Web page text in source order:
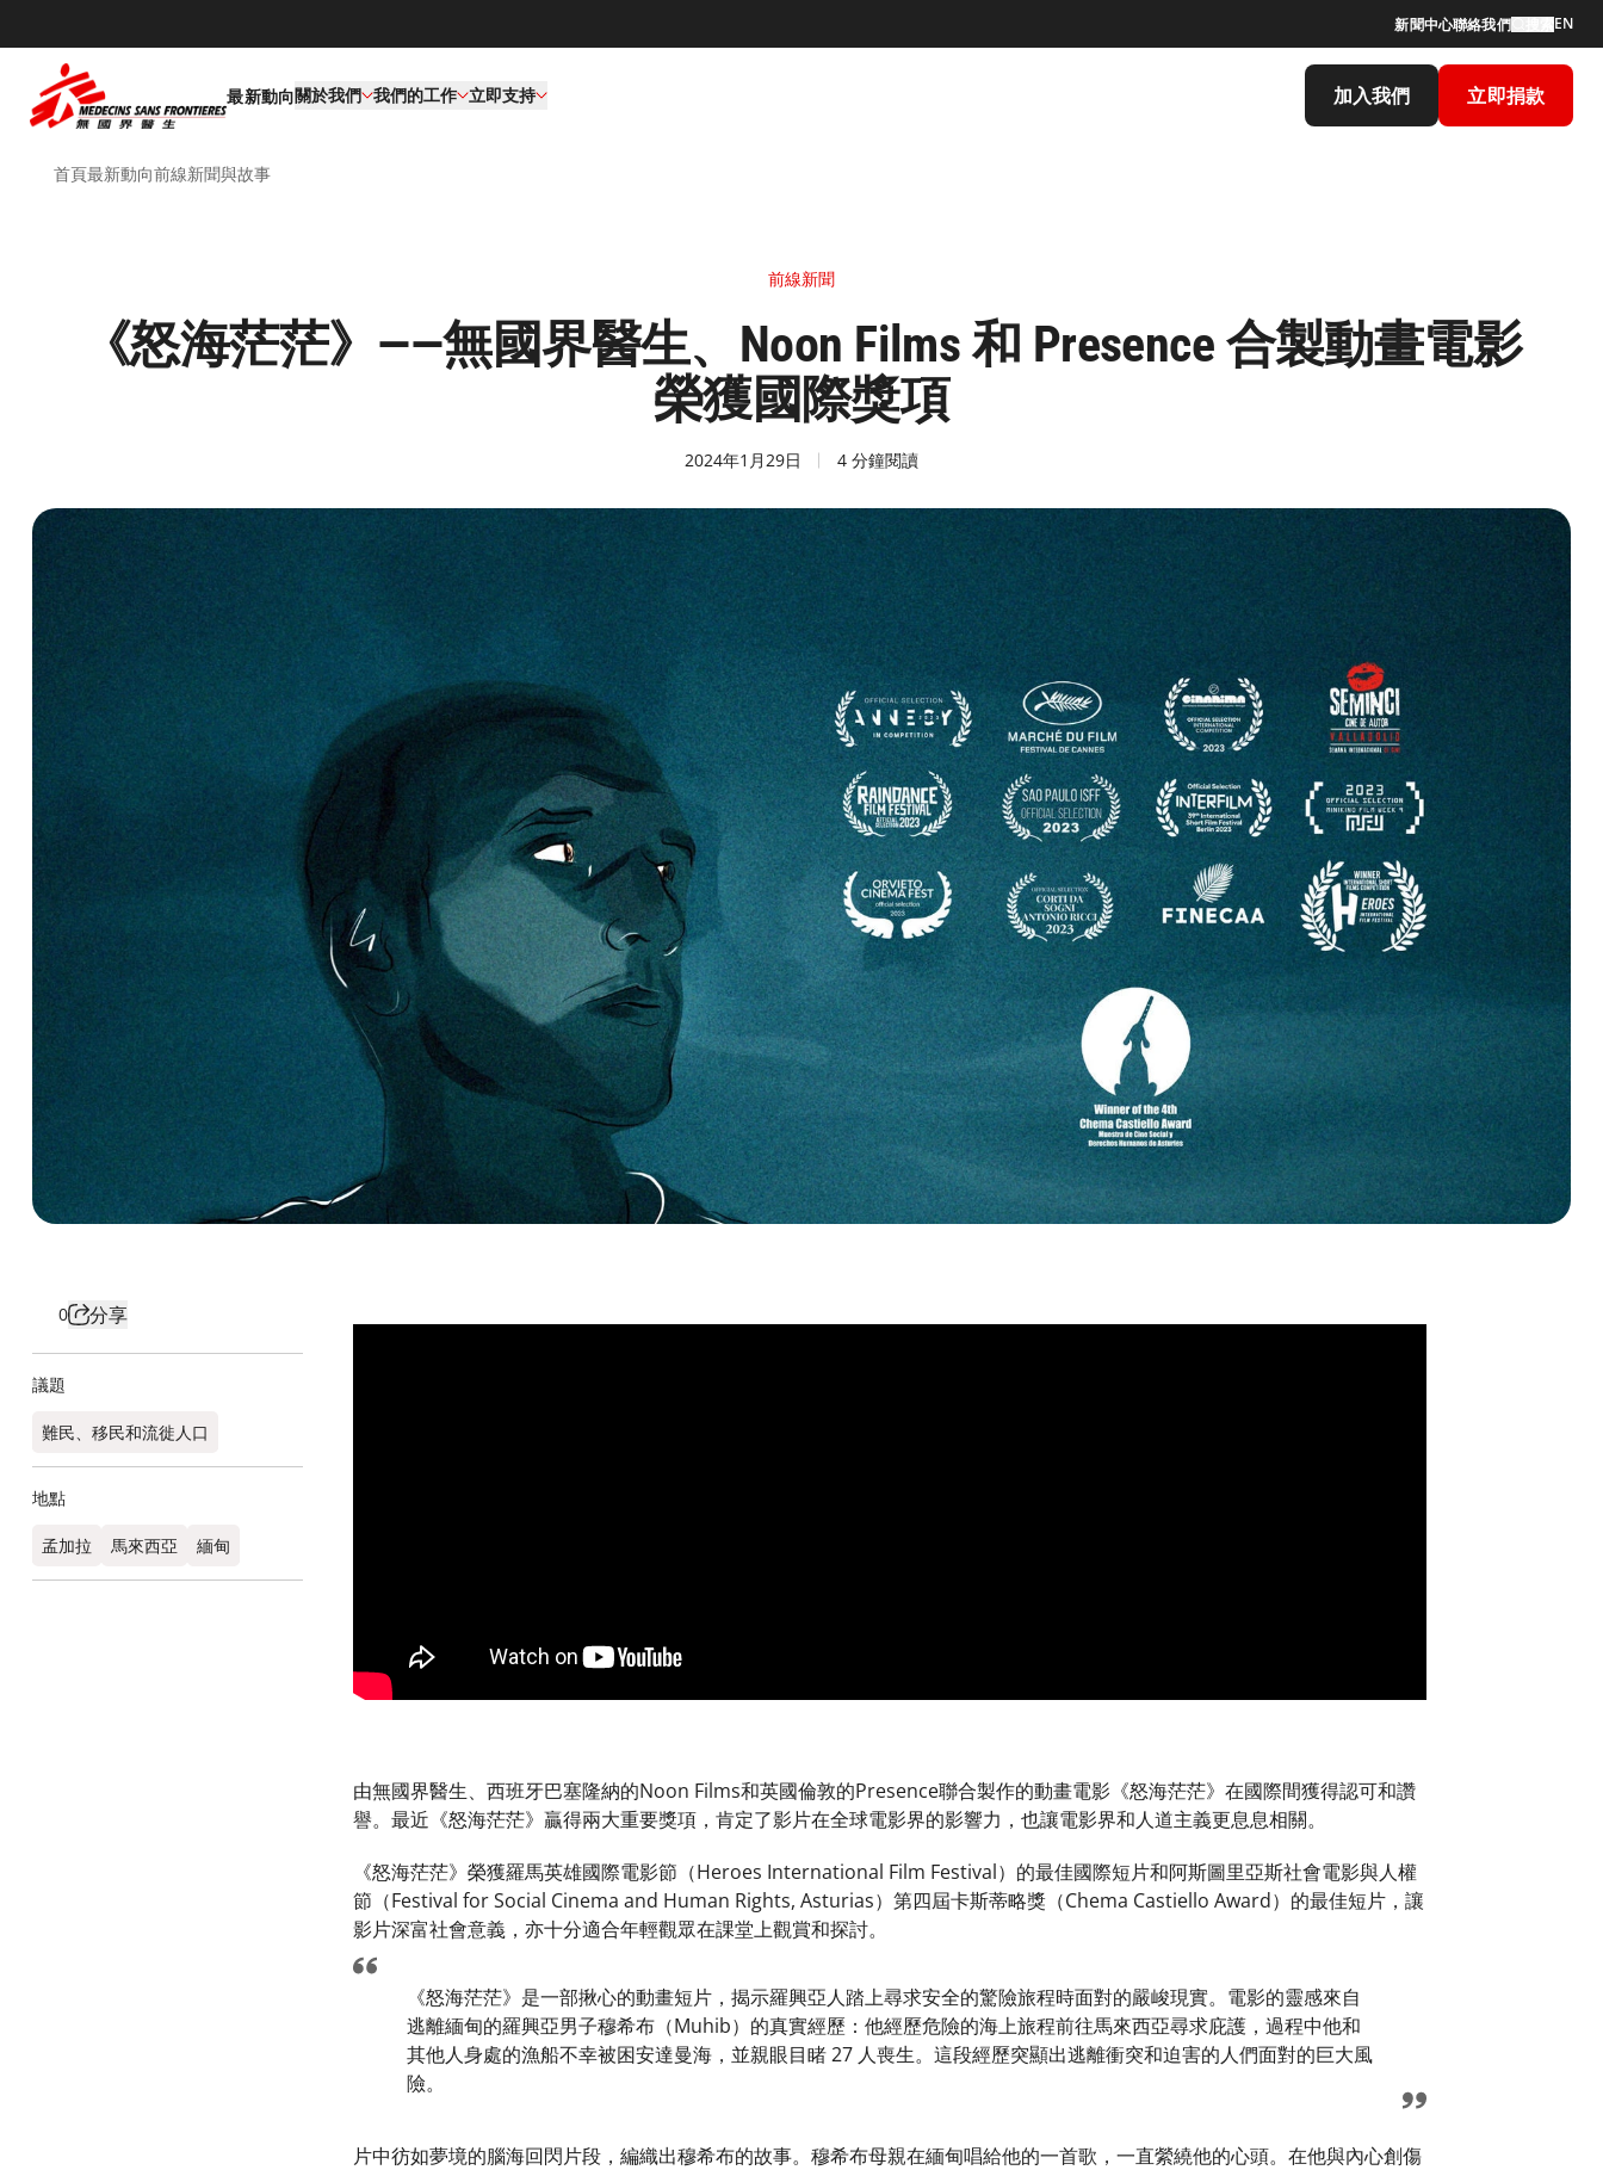
新聞中心聯絡我們 EN
最新動向關於我們 我們的工作​ 立即支持 加入我們 立即捐款
首頁最新動向前線新聞與故事
前線新聞
《怒海茫茫》——無國界醫生、Noon Films 和 Presence 合製動畫電影
榮獲國際獎項
2024年1月29日 4 分鐘閱讀
0 分享
議題
難民、移民和流徙人口
地點
孟加拉​ 馬來西亞 緬甸
由無國界醫生、西班牙巴塞隆納的Noon Films和英國倫敦的Presence聯合製作的動畫電影《怒海茫茫》在國際間獲得認可和讚
譽。最近《怒海茫茫》贏得兩大重要獎項，肯定了影片在全球電影界的影響力，也讓電影界和人道主義更息息相關。
《怒海茫茫》榮獲羅馬英雄國際電影節（Heroes International Film Festival）的最佳國際短片和阿斯圖里亞斯社會電影與人權
節（Festival for Social Cinema and Human Rights, Asturias）第四屆卡斯蒂略獎（Chema Castiello Award）的最佳短片，讓
影片深富社會意義，亦十分適合年輕觀眾在課堂上觀賞和探討。
《怒海茫茫》是一部揪心的動畫短片，揭示羅興亞人踏上尋求安全的驚險旅程時面對的嚴峻現實。電影的靈感來自
逃離緬甸的羅興亞男子穆希布（Muhib）的真實經歷：他經歷危險的海上旅程前往馬來西亞尋求庇護，過程中他和
其他人身處的漁船不幸被困安達曼海，並親眼目睹 27 人喪生。這段經歷突顯出逃離衝突和迫害的人們面對的巨大風
險。
片中彷如夢境的腦海回閃片段，編織出穆希布的故事。穆希布母親在緬甸唱給他的一首歌，一直縈繞他的心頭。在他與內心創傷